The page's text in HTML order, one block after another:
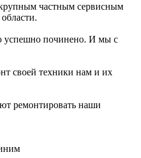
частным сервисным
успешно починено. И мы с
своей техники нам и их
ремонтировать наши